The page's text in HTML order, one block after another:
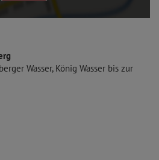
Wasser, König Wasser bis zur